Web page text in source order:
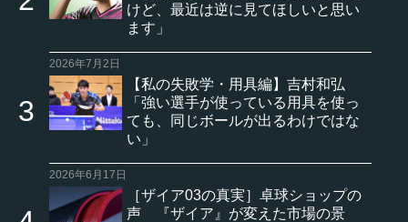
けど、最近は逆に見てほしいと思い
ます」
2026年7月2日
【私の失敗学・用具編】吉村和弘
「強い選手が使っている用具を使っ
ても、同じボールが出るわけではな
い」
2026年6月17日
［ザイア03の真実］卓球ショップの
声 『ザイア』が変えた市場の景